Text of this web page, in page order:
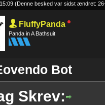
(Denne besked var sidst ændret:
FluffyPanda
Panda in A Bathsuit
Bot
Skrev: